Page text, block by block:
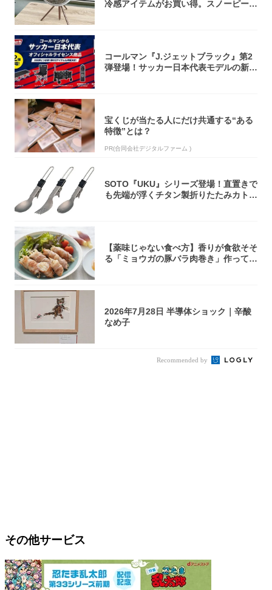
冷感アイテムがお買い得。スノーピー
コールマン『J.ジェットブラック』第2
弾登場！サッカー日本代表モデルの新作
宝くじが当たる人にだけ共通する“ある
特徴”とは？
PR(合同会社デジタルファーム )
SOTO『UKU』シリーズ登場！直置きで
も先端が浮くチタン製折りたたみカトラ
【薬味じゃない食べ方】香りが食欲そそ
る「ミョウガの豚バラ肉巻き」作ってみ
2026年7月28日 半導体ショック｜辛酸
なめ子
Recommended by
その他サービス